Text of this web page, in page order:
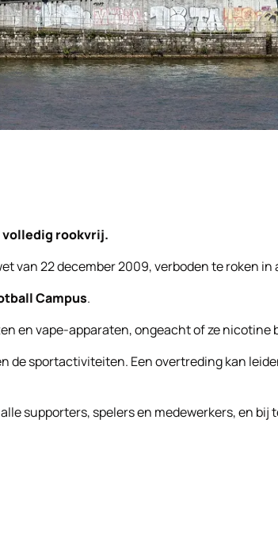
volledig rookvrij.
van 22 december 2009, verboden te roken
Campus.
en vape-apparaten, ongeacht of ze nicotine
de sportactiviteiten. Een overtreding kan
supporters, spelers en medewerkers, en